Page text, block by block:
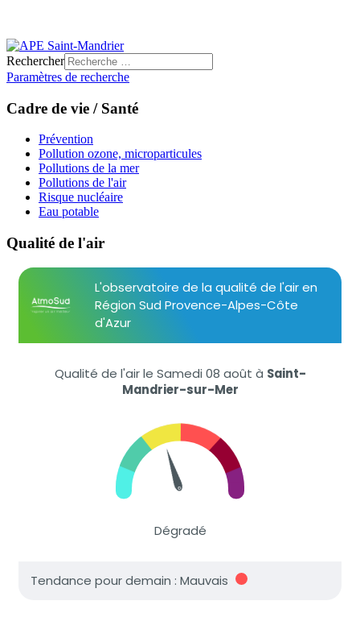
Rechercher
Paramètres de recherche
Cadre de vie / Santé
Prévention
Pollution ozone, microparticules
Pollutions de la mer
Pollutions de l'air
Risque nucléaire
Eau potable
Qualité de l'air